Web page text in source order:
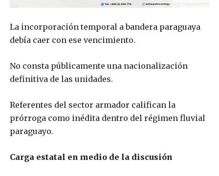
La incorporación temporal a bandera paraguaya
debía caer con ese vencimiento.
No consta públicamente una nacionalización
definitiva de las unidades.
Referentes del sector armador califican la
prórroga como inédita dentro del régimen fluvial
paraguayo.
Carga estatal en medio de la discusión